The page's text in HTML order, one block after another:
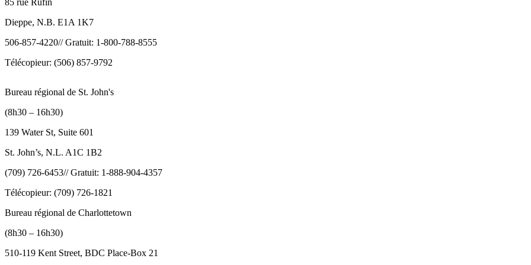
85 rue Rufin
Dieppe, N.B. E1A 1K7
506-857-4220// Gratuit: 1-800-788-8555
Télécopieur: (506) 857-9792
Bureau régional de St. John's
(8h30 – 16h30)
139 Water St, Suite 601
St. John’s, N.L. A1C 1B2
(709) 726-6453// Gratuit: 1-888-904-4357
Télécopieur: (709) 726-1821
Bureau régional de Charlottetown
(8h30 – 16h30)
510-119 Kent Street, BDC Place-Box 21